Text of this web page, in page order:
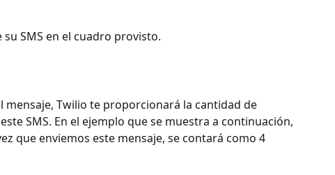
SMS en el cuadro provisto.
mensaje, Twilio te proporcionará la cantidad de
SMS. En el ejemplo que se muestra a continuación,
que enviemos este mensaje, se contará como 4